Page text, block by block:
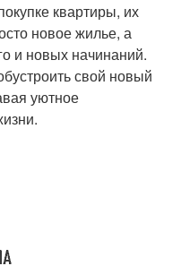
квартиры, их
новое жилье, а
и новых начинаний.
свой новый
уютное